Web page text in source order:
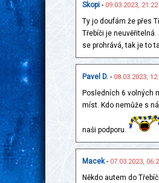
Skopi - 09.03.2023, 21:22
Ty jo doufám že přes
Třebíči je
se prohrává, tak je to
Pavel D. - 08.03.2023,
Posledních 6 volných
míst. Kdo nemůže s
naši podporu.
Macek- 07.03.2023,
Někdo autem do